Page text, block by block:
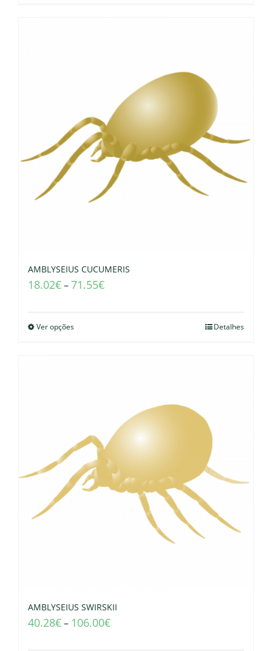
AMBLYSEIUS CUCUMERIS
18.02€–71.55€
Ver opções Detalhes
AMBLYSEIUS SWIRSKII
40.28€– 106.00€